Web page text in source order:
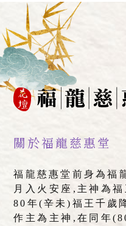
瑤池金母廟
母娘廟
彰化瑤池金母廟
彰化母娘廟
花壇瑤池金母廟
關於福龍慈惠堂
福龍慈惠堂前身為福
月入火安座,主神為
80年(辛未)福王千歲
作主為主神,在同年